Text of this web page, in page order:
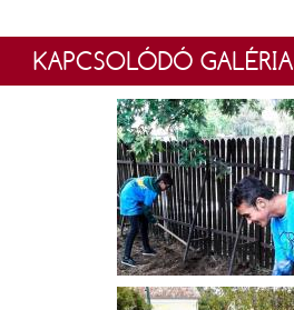
KAPCSOLÓDÓ GALÉRIA